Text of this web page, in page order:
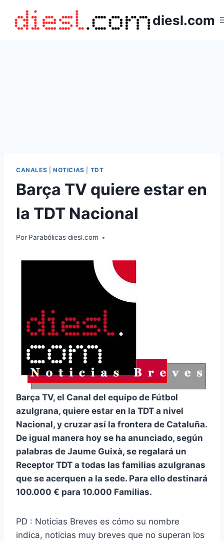
contenido
diesl.com
CANALES NOTICIAS TDT
Barça TV quiere estar en
la TDT Nacional
Por Parabólicas diesl.com
Barça TV, el Canal del equipo de Fútbol
azulgrana, quiere estar en la TDT a nivel
Nacional, y cruzar así la frontera de Cataluña.
De igual manera hoy se ha anunciado, según
palabras de Jaume Guixà, se regalará un
Receptor TDT a todas las familias azulgranas
que se acerquen a la sede. Para ello destinará
100.000 € para 10.000 Familias.
PD : Noticias Breves es cómo su nombre
indica, noticias muy breves que no superan los